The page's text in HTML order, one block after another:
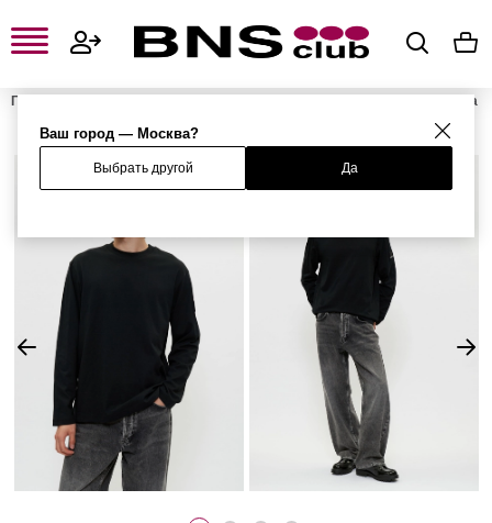
Ваш город — Москва?
Выбрать другой Да
Главная
Мужская одежда